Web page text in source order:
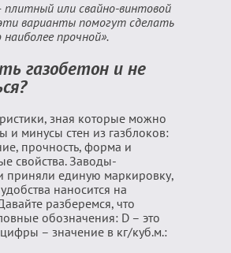
или свайно-винтовой
варианты помогут сделать
прочной».
газобетон и не
зная которые можно
и минусы стен из газблоков:
прочность, форма и
свойства. Заводы-
приняли единую маркировку,
наносится на
разберемся, что
обозначения: D – это
цифры – значение в кг/куб.м.: